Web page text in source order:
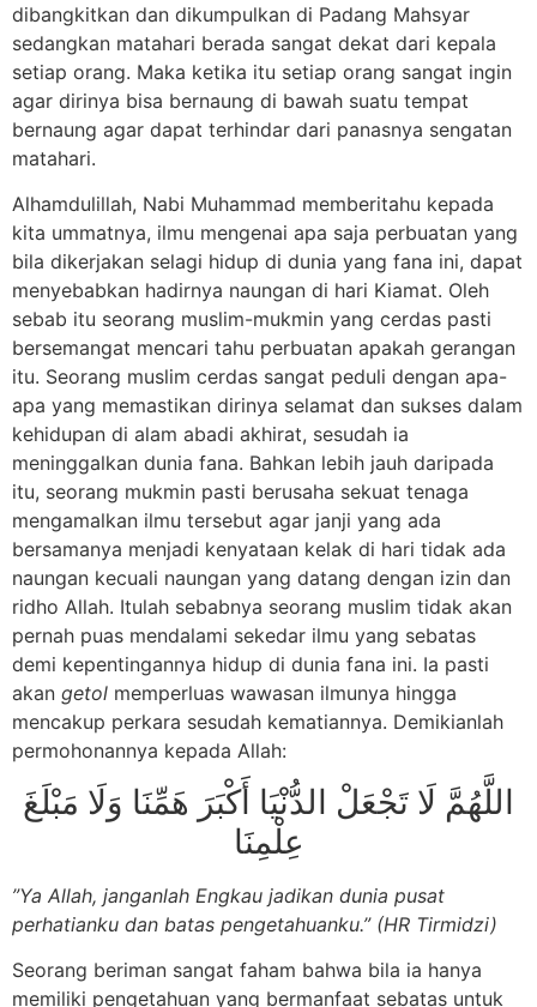
dibangkitkan dan dikumpulkan di Padang Mahsyar
sedangkan matahari berada sangat dekat dari kepala
setiap orang. Maka ketika itu setiap orang sangat ingin
agar dirinya bisa bernaung di bawah suatu tempat
bernaung agar dapat terhindar dari panasnya sengatan
matahari.
Alhamdulillah, Nabi Muhammad memberitahu kepada
kita ummatnya, ilmu mengenai apa saja perbuatan yang
bila dikerjakan selagi hidup di dunia yang fana ini, dapat
menyebabkan hadirnya naungan di hari Kiamat. Oleh
sebab itu seorang muslim-mukmin yang cerdas pasti
bersemangat mencari tahu perbuatan apakah gerangan
itu. Seorang muslim cerdas sangat peduli dengan apa-
apa yang memastikan dirinya selamat dan sukses dalam
kehidupan di alam abadi akhirat, sesudah ia
meninggalkan dunia fana. Bahkan lebih jauh daripada
itu, seorang mukmin pasti berusaha sekuat tenaga
mengamalkan ilmu tersebut agar janji yang ada
bersamanya menjadi kenyataan kelak di hari tidak ada
naungan kecuali naungan yang datang dengan izin dan
ridho Allah. Itulah sebabnya seorang muslim tidak akan
pernah puas mendalami sekedar ilmu yang sebatas
demi kepentingannya hidup di dunia fana ini. Ia pasti
akan getol memperluas wawasan ilmunya hingga
mencakup perkara sesudah kematiannya. Demikianlah
permohonannya kepada Allah:
اللَّهُمَّ لَا تَجْعَلْ الدُّنْيَا أَكْبَرَ هَمِّنَا وَلَا مَبْلَغَ
عِلْمِنَا
”Ya Allah, janganlah Engkau jadikan dunia pusat
perhatianku dan batas pengetahuanku.” (HR Tirmidzi)
Seorang beriman sangat faham bahwa bila ia hanya
memiliki pengetahuan yang bermanfaat sebatas untuk